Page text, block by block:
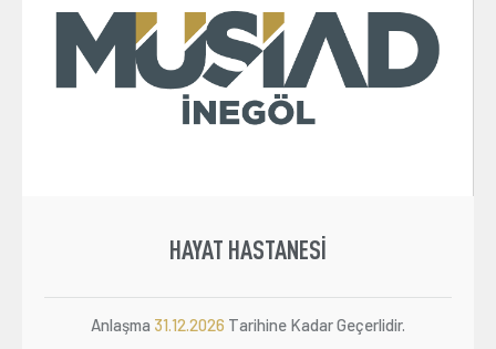
Üyelik
HAYAT HASTANESI
Anlaşma 31.12.2026 Tarihine Kadar Geçerlidir.